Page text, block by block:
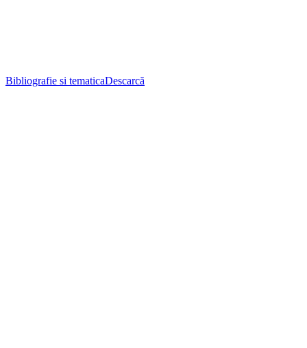
Bibliografie si tematicaDescarcă